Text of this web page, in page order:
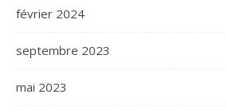
février 2024
septembre 2023
mai 2023